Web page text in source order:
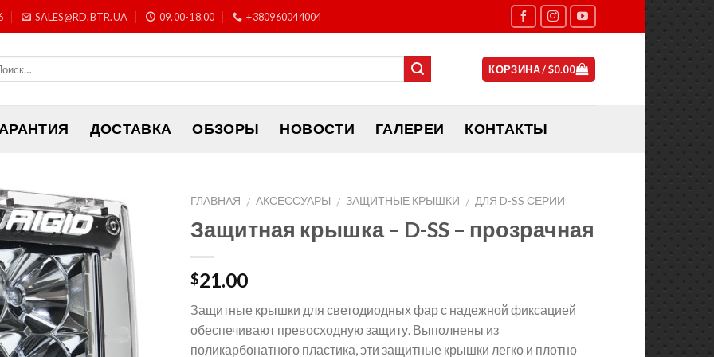
SALES@RD.BTR.UA 09.00-18.00 +380960044004
КОРЗИНА /$0.00
ДОСТАВКА ОБЗОРЫ НОВОСТИ ГАЛЕРЕИ КОНТАКТЫ
ГЛАВНАЯ / АКСЕССУАРЫ / ЗАЩИТНЫЕ КРЫШКИ / ДЛЯ D-SS СЕРИИ
Защитная крышка – D-SS – прозрачная
$21.00
Защитные крышки для светодиодных фар с надежной фиксацией
обеспечивают превосходную защиту. Выполнены из
поликарбонатного пластика, эти защитные крышки легко и плотно